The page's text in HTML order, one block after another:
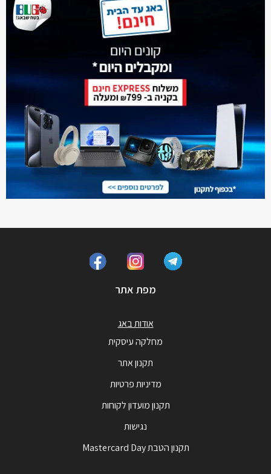
מפת אתר
אודות באג
מחלקה עיסקית
תקנון אתר
מדיניות פרטיות
תקנון מועדון לקוחות
נגישות
תקנון הטבת Mastercard Day